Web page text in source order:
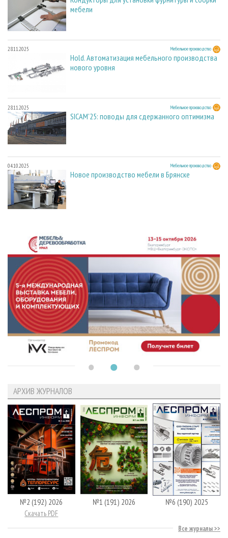
мебели
28.11.2025 Мебельное производство
Hold. Автоматизация мебельного производства
нового уровня
28.11.2025 Мебельное производство
SICAM'25: поводы для сдержанного оптимизма
04.10.2025 Мебельное производство
Новое производство мебели в Брянске
АРХИВ ЖУРНАЛОВ
№2 (192) 2026
Скачать PDF
№1 (191) 2026 №6 (190) 2025
Все журналы